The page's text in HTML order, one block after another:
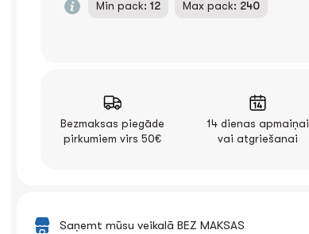
Min pack: 12 Max pack: 240
Bezmaksas piegāde
pirkumiem virs 50€
14 dienas apmaiņai
vai atgriešanai
Saņemt mūsu veikalā BEZ MAKSAS